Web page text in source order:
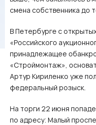
смена собственника до
В Петербурге с
«Российского
принадлежащее
«Строймонтаж»,
Артур Кириленко уже
федеральный розыск.
На торги 22 июня
по адресу: Малый